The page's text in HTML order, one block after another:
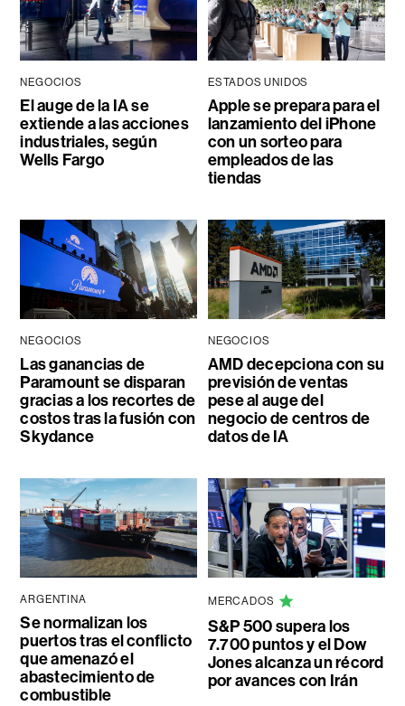
NEGOCIOS
El auge de la IA se
extiende a las acciones
industriales, según
Wells Fargo
ESTADOS UNIDOS
Apple se prepara para el
lanzamiento del iPhone
con un sorteo para
empleados de las
tiendas
NEGOCIOS
Las ganancias de
Paramount se disparan
gracias a los recortes de
costos tras la fusión con
Skydance
NEGOCIOS
AMD decepciona con su
previsión de ventas
pese al auge del
negocio de centros de
datos de IA
ARGENTINA
Se normalizan los
puertos tras el conflicto
que amenazó el
abastecimiento de
combustible
MERCADOS
S&P 500 supera los
7.700 puntos y el Dow
Jones alcanza un récord
por avances con Irán